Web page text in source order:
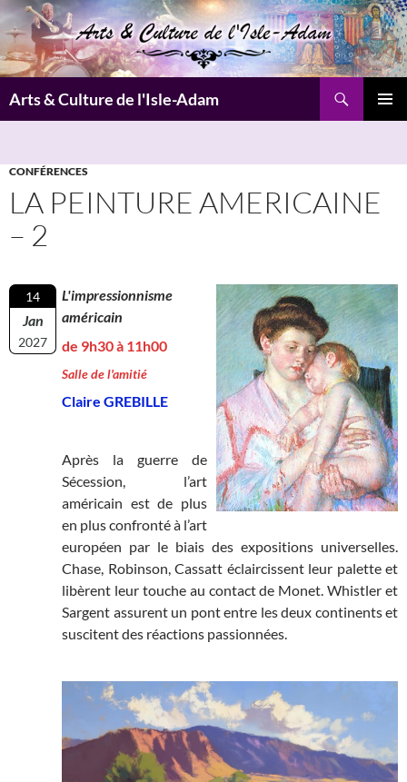
Aller
au
contenu
Arts & Culture de l'Isle-Adam
CONFÉRENCES
LA PEINTURE AMERICAINE
– 2
14
Jan
2027
L'impressionnisme
américain
de 9h30 à 11h00
Salle de l'amitié
Claire GREBILLE
Après la guerre de
Sécession, l’art
américain est de plus
en plus confronté à l’art
européen par le biais des expositions universelles.
Chase, Robinson, Cassatt éclaircissent leur palette et
libèrent leur touche au contact de Monet. Whistler et
Sargent assurent un pont entre les deux continents et
suscitent des réactions passionnées.